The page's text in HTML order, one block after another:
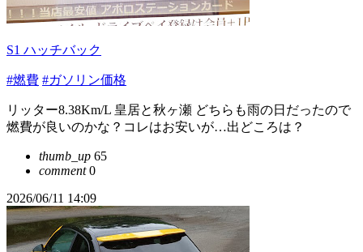
S1 ハッチバック
#燃費 #ガソリン価格
リッター8.38Km/L 皇居と秋ヶ瀬 どちらも雨の日だったので
燃費が良いのかな？コレはお安いが…出どころは？
thumb_up 65
comment0
2026/06/11 14:09